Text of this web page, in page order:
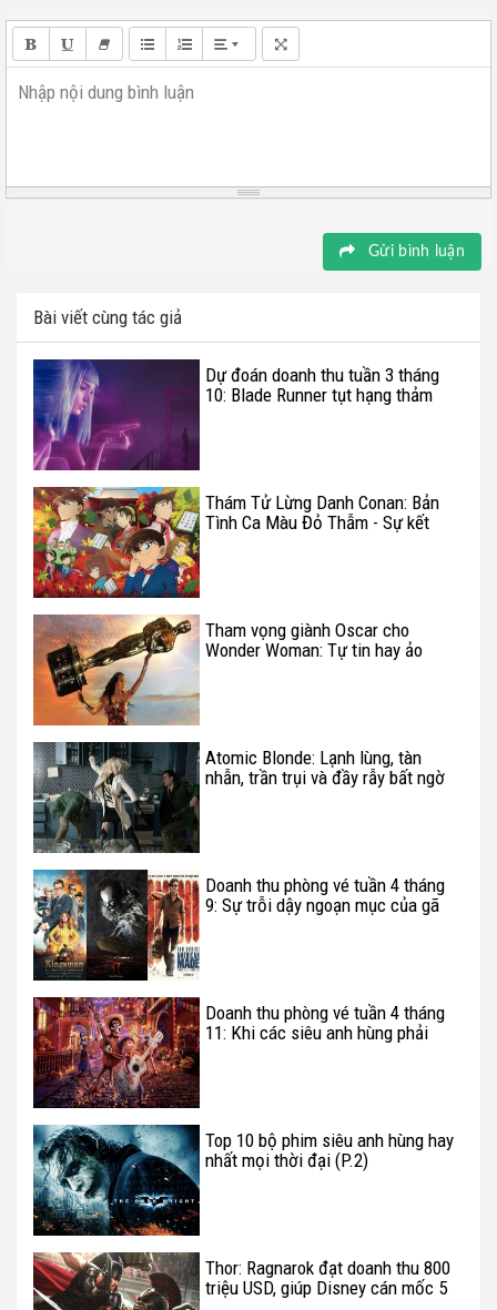
Nhập nội dung bình luận
Gửi bình luận
Bài viết cùng tác giả
Dự đoán doanh thu tuần 3 tháng
10: Blade Runner tụt hạng thảm
Thám Tử Lừng Danh Conan: Bản
Tình Ca Màu Đỏ Thẫm - Sự kết
Tham vọng giành Oscar cho
Wonder Woman: Tự tin hay ảo
Atomic Blonde: Lạnh lùng, tàn
nhẫn, trần trụi và đầy rẫy bất ngờ
Doanh thu phòng vé tuần 4 tháng
9: Sự trỗi dậy ngoạn mục của gã
Doanh thu phòng vé tuần 4 tháng
11: Khi các siêu anh hùng phải
Top 10 bộ phim siêu anh hùng hay
nhất mọi thời đại (P.2)
Thor: Ragnarok đạt doanh thu 800
triệu USD, giúp Disney cán mốc 5